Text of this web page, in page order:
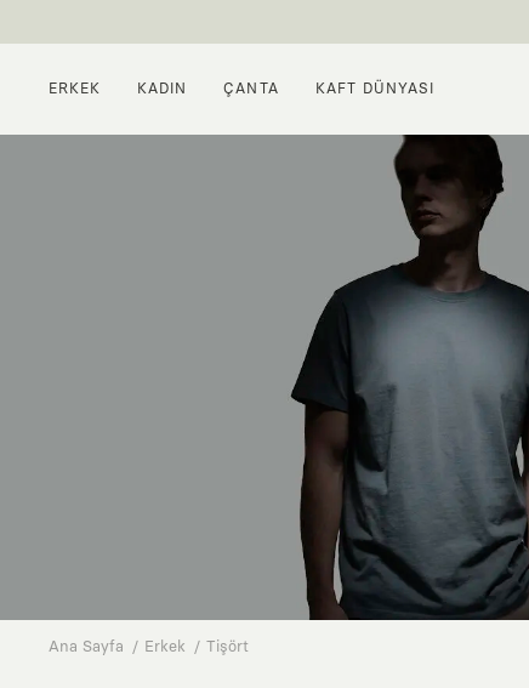
ERKEK KADIN ÇANTA KAFT DÜNYASI
Ana Sayfa Erkek Tişört